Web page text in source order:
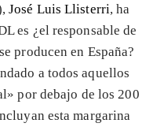
José Luis Llisterri, ha
es ¿el responsable de
producen en España?
a todos aquellos
por debajo de los 200
esta margarina